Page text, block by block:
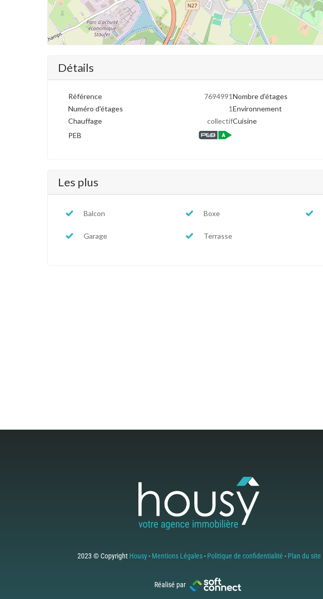
Détails
Référence 7694991Nombre d'étages
Numéro d'étages
1Environnement
Chauffage
collectifCuisine
PEB
Les plus
Balcon Boxe
Garage Terrasse
2023 © Copyright Housy-Mentions Légales-Politique de confidentialité -Plan du site
Réalisé par